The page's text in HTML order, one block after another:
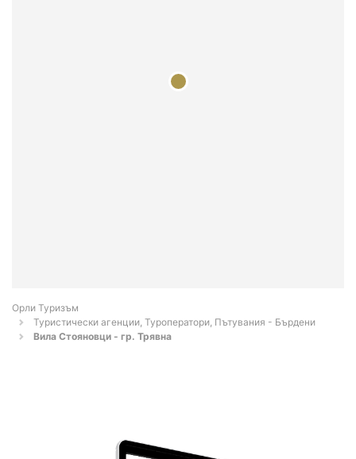
Орли Туризъм
Туристически агенции, Туроператори, Пътувания - Бърдени
Вила Стояновци - гр. Трявна